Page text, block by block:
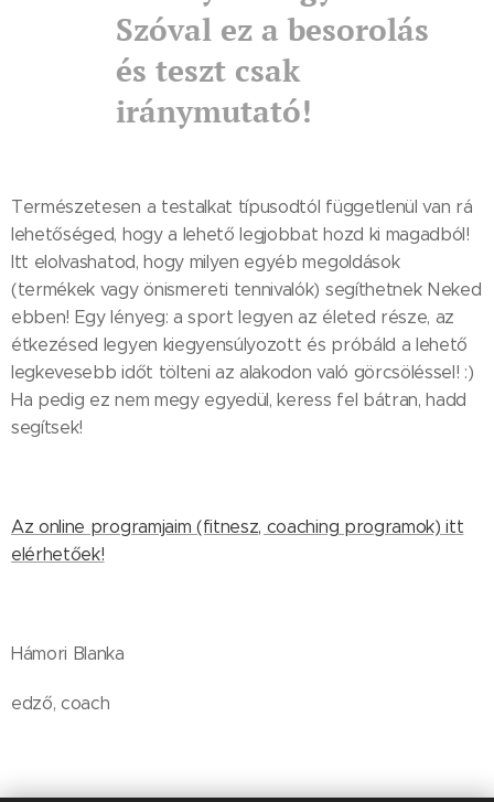
Szóval ez a besorolás
és teszt csak
iránymutató!
Természetesen a testalkat típusodtól függetlenül van rá
lehetőséged, hogy a lehető legjobbat hozd ki magadból!
Itt elolvashatod, hogy milyen egyéb megoldások
(termékek vagy önismereti tennivalók) segíthetnek Neked
ebben! Egy lényeg: a sport legyen az életed része, az
étkezésed legyen kiegyensúlyozott és próbáld a lehető
legkevesebb időt tölteni az alakodon való görcsöléssel! :)
Ha pedig ez nem megy egyedül, keress fel bátran, hadd
segítsek!
Az online programjaim (fitnesz, coaching programok) itt
elérhetőek!
Hámori Blanka
edző, coach